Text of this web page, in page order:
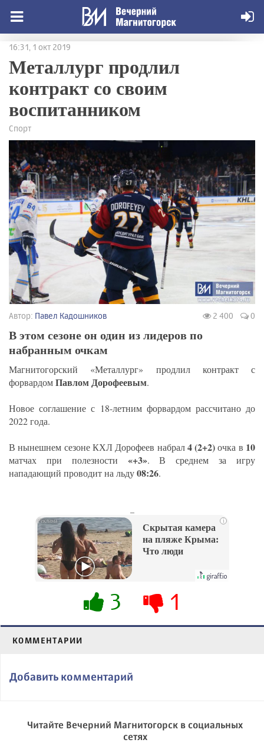
16:31, 1 окт 2019
Металлург продлил
контракт со своим
воспитанником
Спорт
Автор: Павел Кадошников 2 400 0
В этом сезоне он один из лидеров по
набранным очкам
Магнитогорский «Металлург» продлил контракт с
форвардомПавлом Дорофеевым.
Новое соглашение с 18-летним форвардом рассчитано до
2022 года.
В нынешнем сезоне КХЛ Дорофеев набрал4 (2+2)очка в 10
матчах при полезности «+3». В среднем за игру
нападающий проводит на льду08:26.
i
Скрытая камера
на пляже Крыма:
Что люди
их не видят...
3 1
КОММЕНТАРИИ
Добавить комментарий
Читайте Вечерний Магнитогорск в социальных
сетях